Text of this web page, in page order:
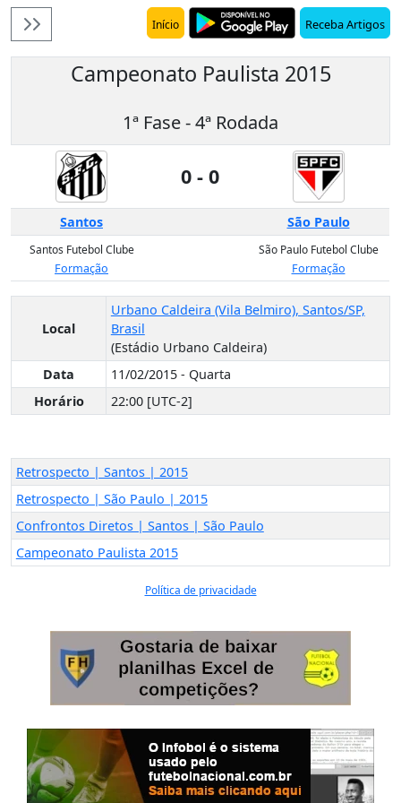
Receba Artigos
Início
Campeonato Paulista 2015
1ª Fase - 4ª Rodada
0 - 0
Santos São Paulo
Santos Futebol Clube
Formação
São Paulo Futebol Clube
Formação
Local
Urbano Caldeira (Vila Belmiro), Santos/SP,
Brasil
(Estádio Urbano Caldeira)
Data
11/02/2015 - Quarta
Horário
22:00 [UTC-2]
Retrospecto | Santos | 2015
Retrospecto | São Paulo | 2015
Confrontos Diretos | Santos | São Paulo
Campeonato Paulista 2015
Política de privacidade